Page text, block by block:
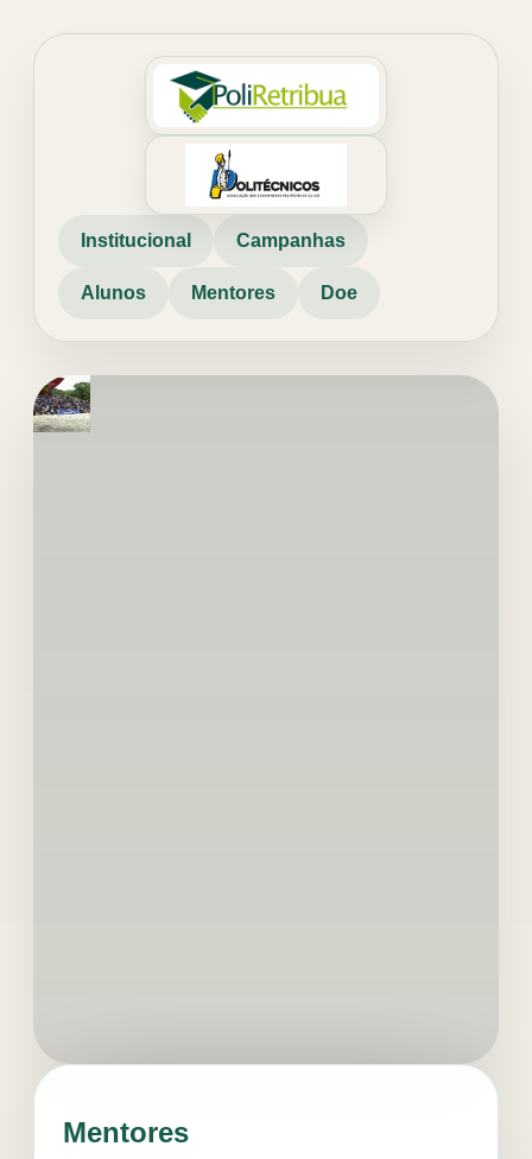
Institucional Campanhas
Alunos Mentores Doe
PROGRAMA DE APOIO
POLIRETRIBUA
Mentores